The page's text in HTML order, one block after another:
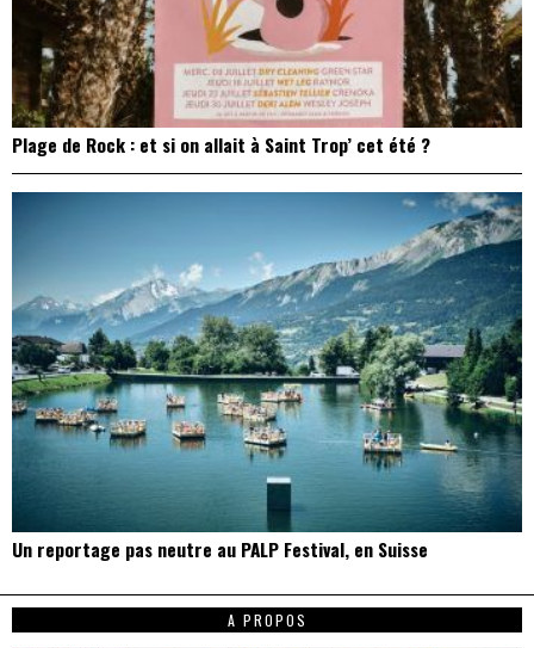
Plage de Rock : et si on allait à Saint Trop’ cet été ?
Un reportage pas neutre au PALP Festival, en Suisse
A PROPOS